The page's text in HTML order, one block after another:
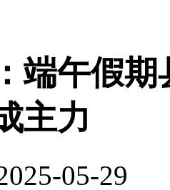
端午假
主力
05-29